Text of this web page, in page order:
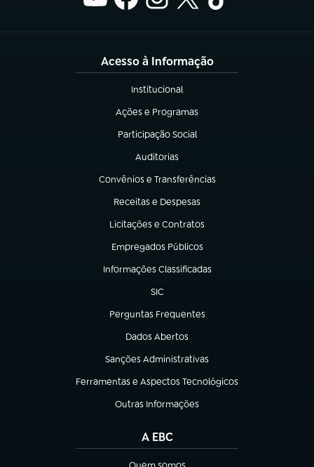
Acesso à Informação
Institucional
(abre em nova aba)
Ações e Programas
(abre em nova aba)
Participação Social
(abre em nova aba)
Auditorias
(abre em nova aba)
Convênios e Transferências
(abre em nova aba)
Receitas e Despesas
(abre em nova aba)
Licitações e Contratos
(abre em nova aba)
Empregados Públicos
(abre em nova aba)
Informações Classificadas
(abre em nova aba)
SIC
(abre em nova aba)
Perguntas Frequentes
(abre em nova aba)
Dados Abertos
(abre em nova aba)
Sanções Administrativas
(abre em nova aba)
Ferramentas e Aspectos Tecnológicos
(abre em nova aba)
Outras Informações
(abre em nova aba)
A EBC